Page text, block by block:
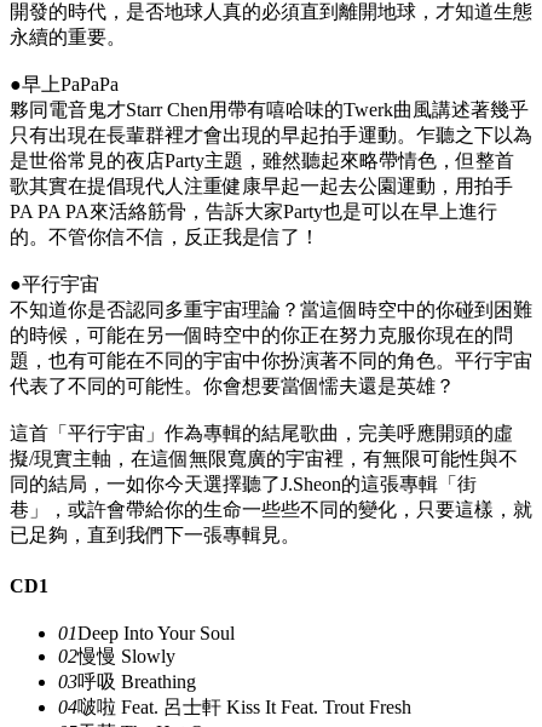
開發的時代，是否地球人真的必須直到離開地球，才知道生態
永續的重要。
●早上PaPaPa
夥同電音鬼才Starr Chen用帶有嘻哈味的Twerk曲風講述著幾乎
只有出現在長輩群裡才會出現的早起拍手運動。乍聽之下以為
是世俗常見的夜店Party主題，雖然聽起來略帶情色，但整首
歌其實在提倡現代人注重健康早起一起去公園運動，用拍手
PA PA PA來活絡筋骨，告訴大家Party也是可以在早上進行
的。不管你信不信，反正我是信了！
●平行宇宙
不知道你是否認同多重宇宙理論？當這個時空中的你碰到困難
的時候，可能在另一個時空中的你正在努力克服你現在的問
題，也有可能在不同的宇宙中你扮演著不同的角色。平行宇宙
代表了不同的可能性。你會想要當個懦夫還是英雄？
這首「平行宇宙」作為專輯的結尾歌曲，完美呼應開頭的虛
擬/現實主軸，在這個無限寬廣的宇宙裡，有無限可能性與不
同的結局，一如你今天選擇聽了J.Sheon的這張專輯「街
巷」，或許會帶給你的生命一些些不同的變化，只要這樣，就
已足夠，直到我們下一張專輯見。
CD1
01Deep Into Your Soul
02慢慢 Slowly
03呼吸 Breathing
04啵啦 Feat. 呂士軒 Kiss It Feat. Trout Fresh